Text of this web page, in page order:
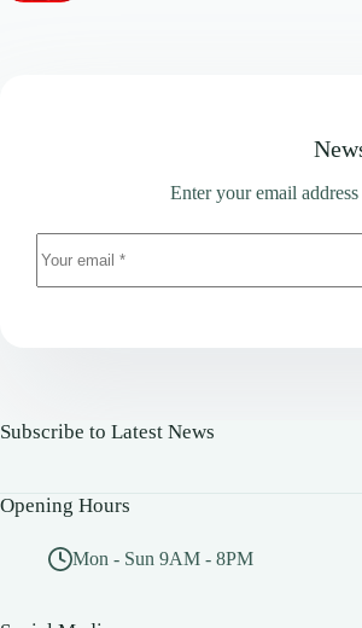
Enter your email
Subscribe to Latest News
Opening Hours
Mon - Sun 9AM - 8PM